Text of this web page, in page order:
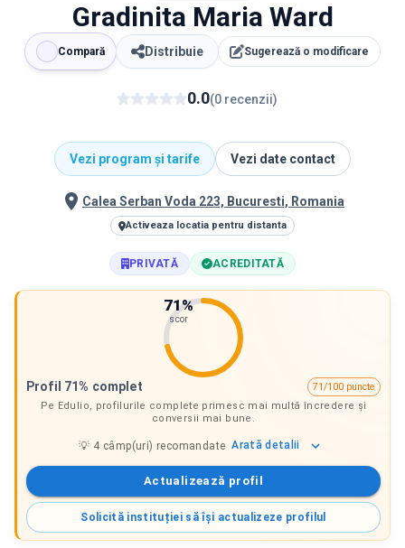
Gradinita Maria Ward
Compară Distribuie Sugerează o modificare
0.0(0 recenzii)
Vezi program și tarife Vezi date contact
Calea Serban Voda 223, Bucuresti, Romania
Activeaza locatia pentru distanta
PRIVATĂ ACREDITATĂ
71%
scor
Profil 71% complet
71/100 puncte
Pe Edulio, profilurile complete primesc mai multă încredere și
conversii mai bune.
💡 4 câmp(uri) recomandate Arată detalii
Actualizează profil
Solicită instituției să își actualizeze profilul